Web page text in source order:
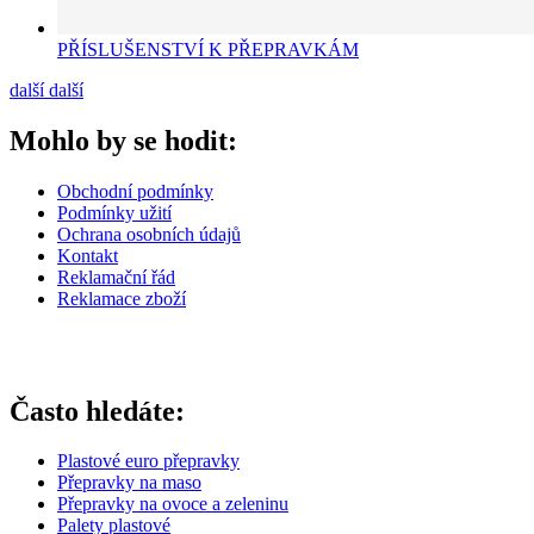
PŘÍSLUŠENSTVÍ K PŘEPRAVKÁM
další další
Mohlo by se hodit:
Obchodní podmínky
Podmínky užití
Ochrana osobních údajů
Kontakt
Reklamační řád
Reklamace zboží
Často hledáte:
Plastové euro přepravky
Přepravky na maso
Přepravky na ovoce a zeleninu
Palety plastové